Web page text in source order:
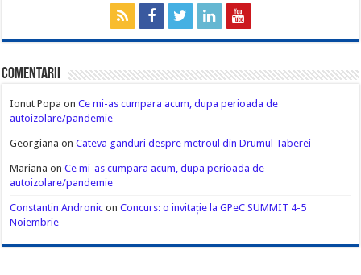
Comentarii
Ionut Popa onCe mi-as cumpara acum, dupa perioada de
autoizolare/pandemie
Georgiana onCateva ganduri despre metroul din Drumul Taberei
Mariana onCe mi-as cumpara acum, dupa perioada de
autoizolare/pandemie
Constantin Andronic onConcurs: o invitație la GPeC SUMMIT 4-5
Noiembrie